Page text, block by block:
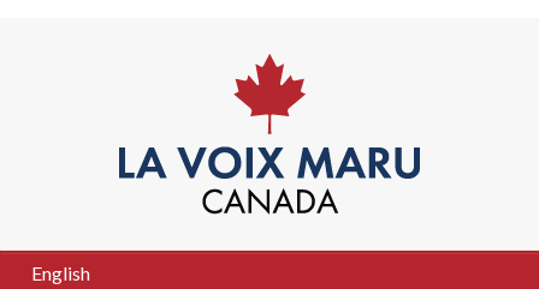
English